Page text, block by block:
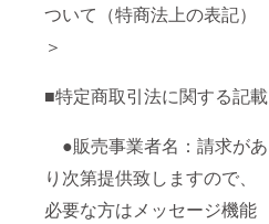
ついて（特商法上の表記）
＞
■特定商取引法に関する記載
●販売事業者名：請求があ
り次第提供致しますので、
必要な方はメッセージ機能